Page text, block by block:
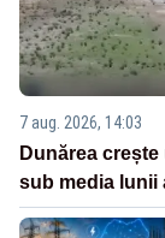
7 aug. 2026, 14:03
Dunărea
sub media lunii